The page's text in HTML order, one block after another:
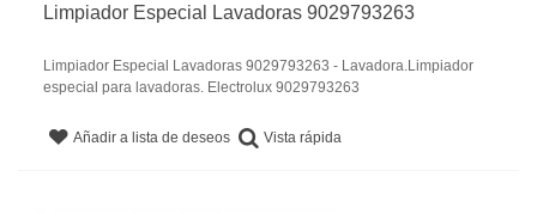
Limpiador Especial Lavadoras 9029793263
Limpiador Especial Lavadoras 9029793263 - Lavadora.Limpiador
especial para lavadoras. Electrolux 9029793263
Añadir a lista de deseos Vista rápida